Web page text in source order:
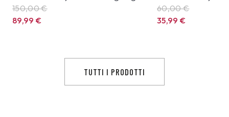
150,00 €
89,99€
60,00 €
35,99€
TUTTI I PRODOTTI